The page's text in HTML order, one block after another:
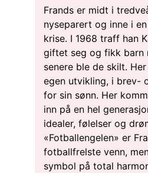
Frands er midt i
nyseparert og inne i
krise. I 1968 traff han
giftet seg og fikk barn
senere ble de skilt.
egen utvikling, i brev-
for sin sønn. Her
inn på en hel
idealer, følelser og
«Fotballengelen» er
fotballfrelste venn,
symbol på total